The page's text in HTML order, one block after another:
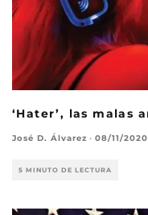
‘Hater’, las malas
José D. Álvarez · 08/11/2020
5 MINUTO DE LECTURA